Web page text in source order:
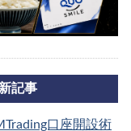
記事
口座開設術